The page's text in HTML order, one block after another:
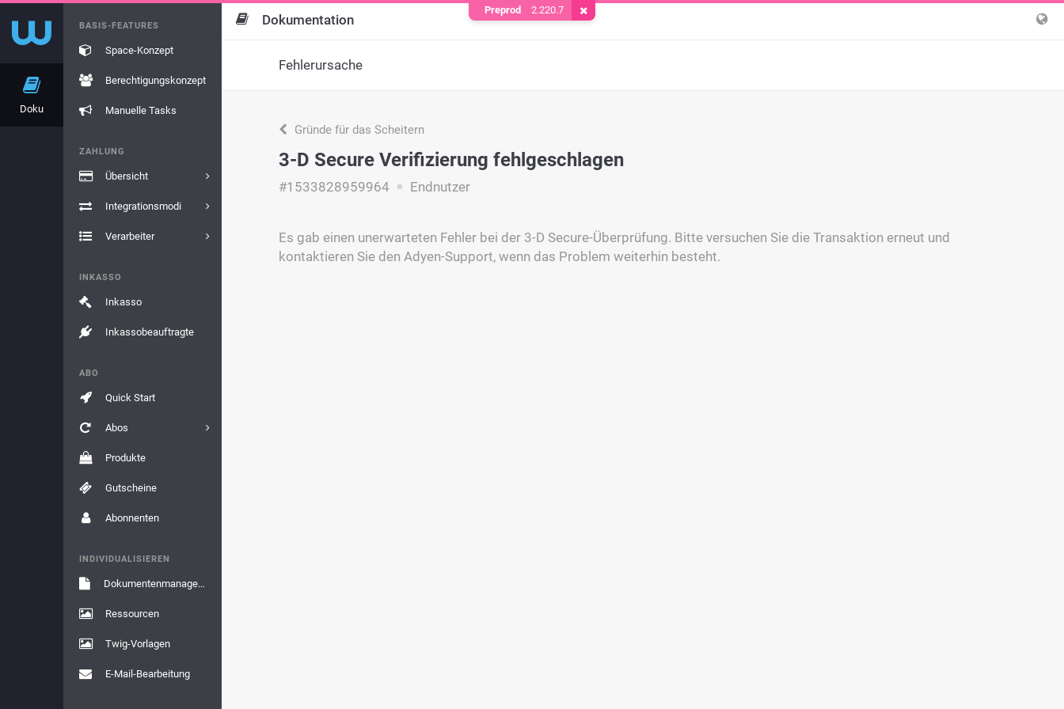
Doku
BASIS-FEATURES
Space-Konzept
Berechtigungskonzept
Manuelle Tasks
ZAHLUNG
Übersicht
Integrationsmodi
Verarbeiter
INKASSO
Inkasso
Inkassobeauftragte
ABO
Quick Start
Abos
Produkte
Gutscheine
Abonnenten
INDIVIDUALISIEREN
Dokumentenmanagement
Ressourcen
Twig-Vorlagen
E-Mail-Bearbeitung
Dokumentation
Fehlerursache
Gründe für das Scheitern
3-D Secure Verifizierung fehlgeschlagen
#1533828959964 Endnutzer
Es gab einen unerwarteten Fehler bei der 3-D Secure-Überprüfung. Bitte versuchen Sie die Transaktion erneut und
kontaktieren Sie den Adyen-Support, wenn das Problem weiterhin besteht.
Preprod 2.220.7 Cookie entfernen